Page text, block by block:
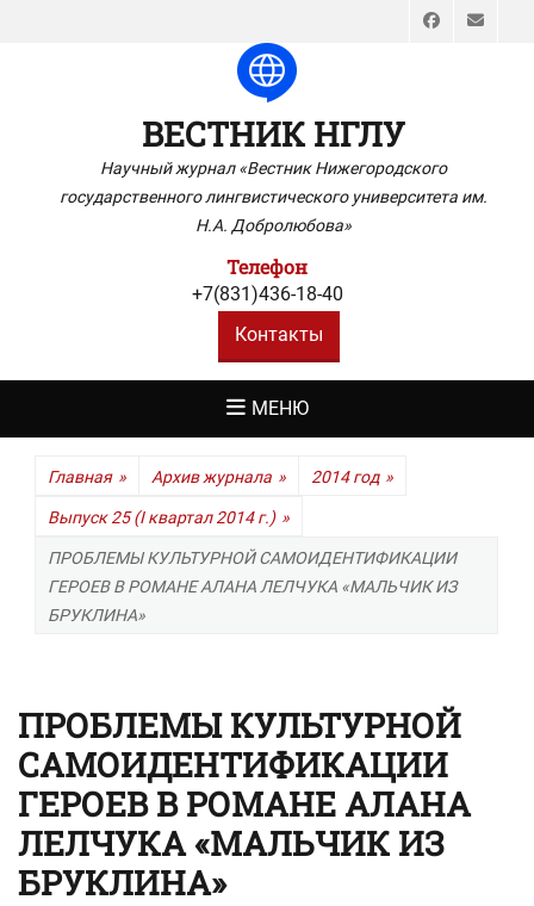
ВЕСТНИК НГЛУ
Научный журнал «Вестник Нижегородского
государственного лингвистического университета им.
Н.А. Добролюбова»
Телефон
+7(831)436-18-40
Контакты
МЕНЮ
Главная » Архив журнала » 2014 год »
Выпуск 25 (I квартал 2014 г.) »
ПРОБЛЕМЫ КУЛЬТУРНОЙ САМОИДЕНТИФИКАЦИИ
ГЕРОЕВ В РОМАНЕ АЛАНА ЛЕЛЧУКА «МАЛЬЧИК ИЗ
БРУКЛИНА»
ПРОБЛЕМЫ КУЛЬТУРНОЙ
САМОИДЕНТИФИКАЦИИ
ГЕРОЕВ В РОМАНЕ АЛАНА
ЛЕЛЧУКА «МАЛЬЧИК ИЗ
БРУКЛИНА»